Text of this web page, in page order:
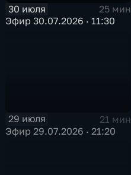
30 июля
25 мин
Эфир 30.07.2026 · 11:30
29 июля
21 мин
Эфир 29.07.2026 · 21:20